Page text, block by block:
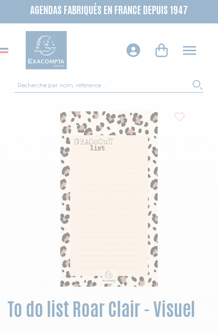
AGENDAS FABRIQUÉS EN FRANCE DEPUIS 1947
Skip to the end of the images gallery
To do list Roar Clair - Visuel